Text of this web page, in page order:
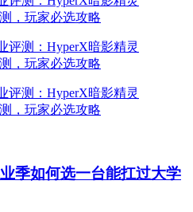
季如何选一台能扛过大学